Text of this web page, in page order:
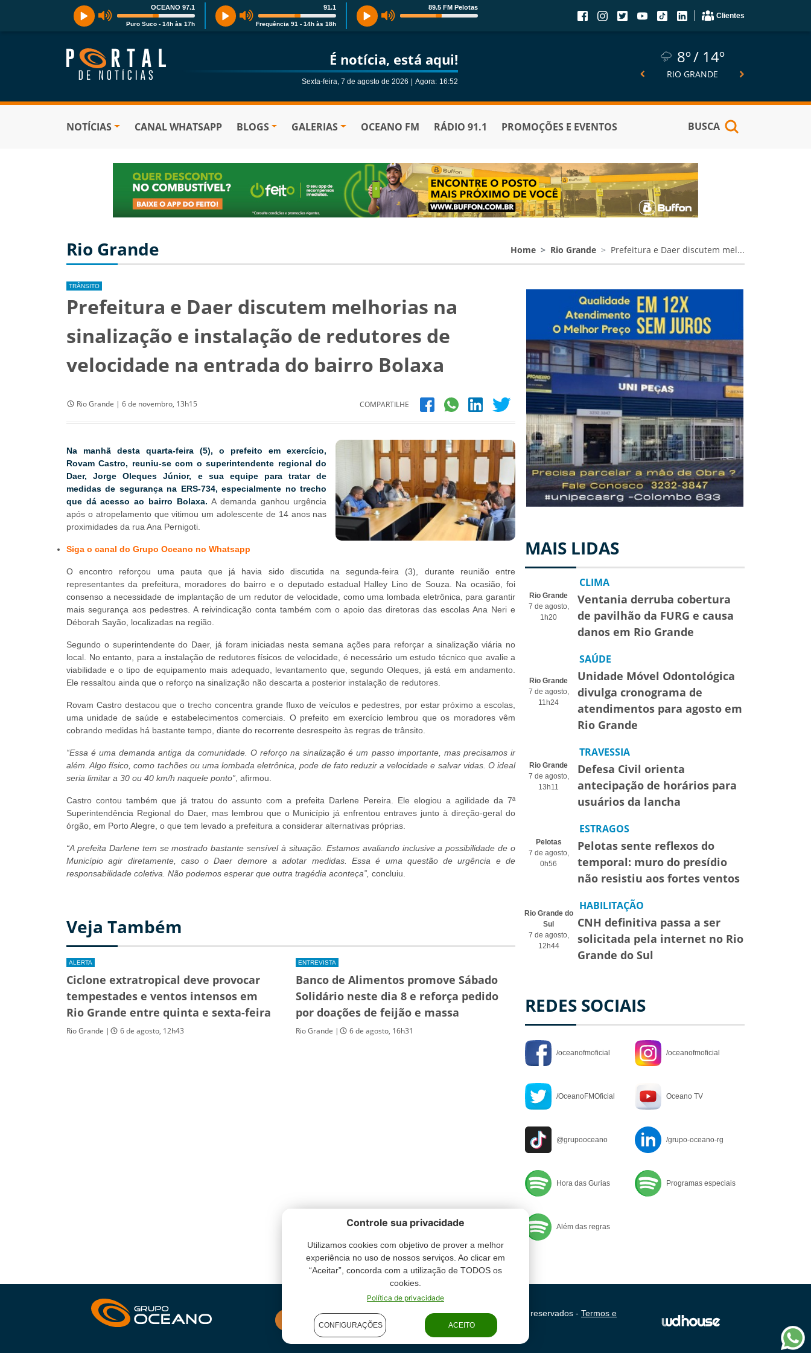
OCEANO 97.1
Puro Suco - 14h às 17h
91.1
Frequência 91 - 14h às 18h
89.5 FM Pelotas
Clientes
É notícia, está aqui!
Sexta-feira, 7 de agosto de 2026 | Agora: 16:52
8º 14º
RIO GRANDE
NOTÍCIAS CANAL WHATSAPP BLOGS GALERIAS OCEANO FM RÁDIO 91.1 PROMOÇÕES E EVENTOS BUSCA
Rio Grande Home Rio Grande Prefeitura e Daer discutem mel...
TRÂNSITO
Prefeitura e Daer discutem melhorias na
sinalização e instalação de redutores de
velocidade na entrada do bairro Bolaxa
Rio Grande | 6 de novembro, 13h15 COMPARTILHE
Na manhã desta quarta-feira (5), o prefeito em exercício,
Rovam Castro, reuniu-se com o superintendente regional do
Daer, Jorge Oleques Júnior, e sua equipe para tratar de
medidas de segurança na ERS-734, especialmente no trecho
que dá acesso ao bairro Bolaxa. A demanda ganhou urgência
após o atropelamento que vitimou um adolescente de 14 anos nas
proximidades da rua Ana Pernigoti.
Siga o canal do Grupo Oceano no Whatsapp
O encontro reforçou uma pauta que já havia sido discutida na segunda-feira (3), durante reunião entre
representantes da prefeitura, moradores do bairro e o deputado estadual Halley Lino de Souza. Na ocasião, foi
consenso a necessidade de implantação de um redutor de velocidade, como uma lombada eletrônica, para garantir
mais segurança aos pedestres. A reivindicação conta também com o apoio das diretoras das escolas Ana Neri e
Déborah Sayão, localizadas na região.
Segundo o superintendente do Daer, já foram iniciadas nesta semana ações para reforçar a sinalização viária no
local. No entanto, para a instalação de redutores físicos de velocidade, é necessário um estudo técnico que avalie a
viabilidade e o tipo de equipamento mais adequado, levantamento que, segundo Oleques, já está em andamento.
Ele ressaltou ainda que o reforço na sinalização não descarta a posterior instalação de redutores.
Rovam Castro destacou que o trecho concentra grande fluxo de veículos e pedestres, por estar próximo a escolas,
uma unidade de saúde e estabelecimentos comerciais. O prefeito em exercício lembrou que os moradores vêm
cobrando medidas há bastante tempo, diante do recorrente desrespeito às regras de trânsito.
“Essa é uma demanda antiga da comunidade. O reforço na sinalização é um passo importante, mas precisamos ir
além. Algo físico, como tachões ou uma lombada eletrônica, pode de fato reduzir a velocidade e salvar vidas. O ideal
seria limitar a 30 ou 40 km/h naquele ponto” , afirmou.
Castro contou também que já tratou do assunto com a prefeita Darlene Pereira. Ele elogiou a agilidade da 7ª
Superintendência Regional do Daer, mas lembrou que o Município já enfrentou entraves junto à direção-geral do
órgão, em Porto Alegre, o que tem levado a prefeitura a considerar alternativas próprias.
“A prefeita Darlene tem se mostrado bastante sensível à situação. Estamos avaliando inclusive a possibilidade de o
Município agir diretamente, caso o Daer demore a adotar medidas. Essa é uma questão de urgência e de
responsabilidade coletiva. Não podemos esperar que outra tragédia aconteça”, concluiu.
Veja Também
ALERTA
Ciclone extratropical deve provocar
tempestades e ventos intensos em
Rio Grande entre quinta e sexta-feira
Rio Grande | 6 de agosto, 12h43
ENTREVISTA
Banco de Alimentos promove Sábado
Solidário neste dia 8 e reforça pedido
por doações de feijão e massa
Rio Grande | 6 de agosto, 16h31
MAIS LIDAS
Rio Grande
7 de agosto,
1h20
CLIMA
Ventania derruba cobertura
de pavilhão da FURG e causa
danos em Rio Grande
Rio Grande
7 de agosto,
11h24
SAÚDE
Unidade Móvel Odontológica
divulga cronograma de
atendimentos para agosto em
Rio Grande
Rio Grande
7 de agosto,
13h11
TRAVESSIA
Defesa Civil orienta
antecipação de horários para
usuários da lancha
Pelotas
7 de agosto,
0h56
ESTRAGOS
Pelotas sente reflexos do
temporal: muro do presídio
não resistiu aos fortes ventos
Rio Grande do
Sul
7 de agosto,
12h44
HABILITAÇÃO
CNH definitiva passa a ser
solicitada pela internet no Rio
Grande do Sul
REDES SOCIAIS
/oceanofmoficial /oceanofmoficial
/OceanoFMOficial Oceano TV
@grupooceano /grupo-oceano-rg
Hora das Gurias Programas especiais
Além das regras
INSTITUCIONAL
Grupo Oceano - Todos direitos reservados - Termos e
condições de uso
Controle sua privacidade
Utilizamos cookies com objetivo de prover a melhor
experiência no uso de nossos serviços. Ao clicar em
“Aceitar”, concorda com a utilização de TODOS os
cookies.
Política de privacidade
CONFIGURAÇÕES ACEITO